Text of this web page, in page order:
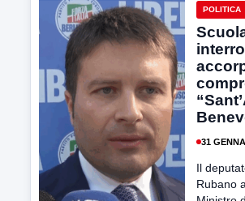
POLITICA
31
Il
Rubano